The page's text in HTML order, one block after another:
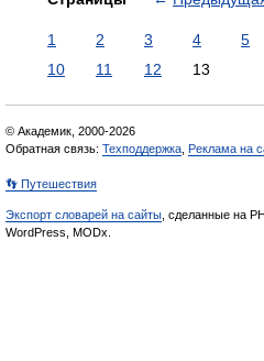
1 2 3 4 5
10
11 12 13
© Академик, 2000-2026
Обратная связь: Техподдержка Реклама на
👣 Путешествия
Экспорт словарей на сайты , сделанные на
WordPress, MODx.